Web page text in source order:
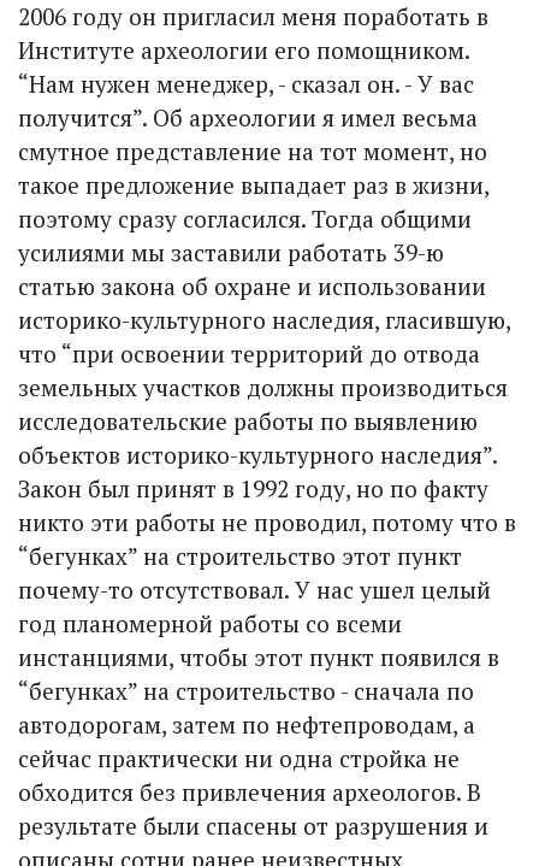
2006 году он пригласил меня поработать в
Институте археологии его помощником.
“Нам нужен менеджер, - сказал он. - У вас
получится”. Об археологии я имел весьма
смутное представление на тот момент, но
такое предложение выпадает раз в жизни,
поэтому сразу согласился. Тогда общими
усилиями мы заставили работать 39-ю
статью закона об охране и использовании
историко-культурного наследия, гласившую,
что “при освоении территорий до отвода
земельных участков должны производиться
исследовательские работы по выявлению
объектов историко-культурного наследия”.
Закон был принят в 1992 году, но по факту
никто эти работы не проводил, потому что в
“бегунках” на строительство этот пункт
почему-то отсутствовал. У нас ушел целый
год планомерной работы со всеми
инстанциями, чтобы этот пункт появился в
“бегунках” на строительство - сначала по
автодорогам, затем по нефтепроводам, а
сейчас практически ни одна стройка не
обходится без привлечения археологов. В
результате были спасены от разрушения и
описаны сотни ранее неизвестных